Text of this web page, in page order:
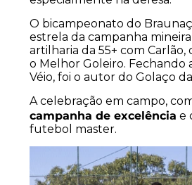
O bicampeonato do
estrela da campanha
artilharia da 55+ com
o Melhor Goleiro. Fechando
Véio, foi o autor do Golaço
A celebração em campo,
campanha de excelência e
futebol master.